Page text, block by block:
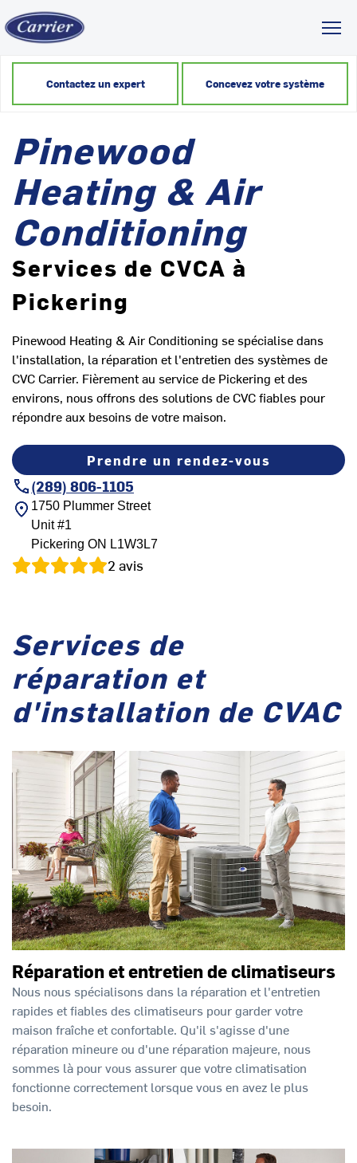
Contactez un expert Concevez votre système
Pinewood
Heating & Air
Conditioning
Services de CVCA à
Pickering
Pinewood Heating & Air Conditioning se spécialise dans
l'installation, la réparation et l'entretien des systèmes de
CVC Carrier. Fièrement au service de Pickering et des
environs, nous offrons des solutions de CVC fiables pour
répondre aux besoins de votre maison.
Prendre un rendez-vous
(289) 806-1105
1750 Plummer Street
Unit #1
Pickering ON L1W3L7
2 avis
Services de
réparation et
d'installation de CVAC
Réparation et entretien de climatiseurs
Nous nous spécialisons dans la réparation et l'entretien
rapides et fiables des climatiseurs pour garder votre
maison fraîche et confortable. Qu'il s'agisse d'une
réparation mineure ou d'une réparation majeure, nous
sommes là pour vous assurer que votre climatisation
fonctionne correctement lorsque vous en avez le plus
besoin.